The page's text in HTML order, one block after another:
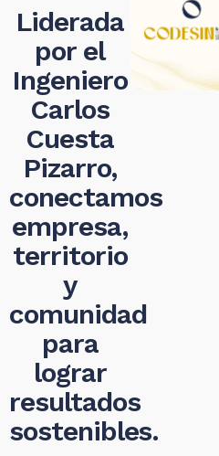
Liderada
por el
Ingeniero
Carlos
Cuesta
Pizarro,
conectamos
empresa,
territorio
y
comunidad
para
lograr
resultados
sostenibles.